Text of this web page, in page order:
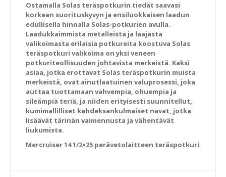
Ostamalla Solas teräspotkurin tiedät saavasi
korkean suorituskyvyn ja ensiluokkaisen laadun
edullisella hinnalla Solas-potkurien avulla.
Laadukkaimmista metalleista ja laajasta
valikoimasta erilaisia potkureita koostuva Solas
teräspotkuri valikoima on yksi veneen
potkuriteollisuuden johtavista merkeistä. Kaksi
asiaa, jotka erottavat Solas teräspotkurin muista
merkeistä, ovat ainutlaatuinen valuprosessi, joka
auttaa tuottamaan vahvempia, ohuempia ja
sileämpiä teriä, ja niiden erityisesti suunnitellut,
kumimallilliset kahdeksankulmaiset navat, jotka
lisäävät tärinän vaimennusta ja vähentävät
liukumista.
Mercruiser 14 1/2×25 perävetolaitteen teräspotkuri